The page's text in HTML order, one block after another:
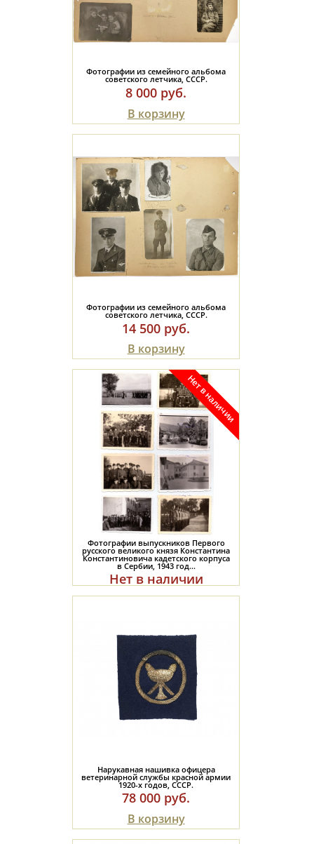
Фотографии из семейного альбома
советского летчика, СССР.
8 000 руб.
В корзину
Фотографии из семейного альбома
советского летчика, СССР.
14 500 руб.
В корзину
Фотографии выпускников Первого
русского великого князя Константина
Константиновича кадетского корпуса
в Сербии, 1943 год...
Нет в наличии
Нарукавная нашивка офицера
ветеринарной службы красной армии
1920-х годов, СССР.
78 000 руб.
В корзину